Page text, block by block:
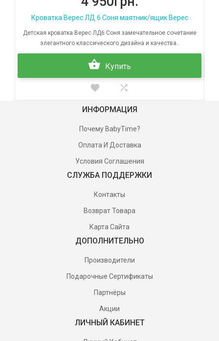
Кроватка Верес ЛД 6 Соня маятник/ящик Верес
Детская кроватка Верес ЛД6 Соня замечательное сочетание
элегантного классического дизайна и качества..
Купить
ИНФОРМАЦИЯ
Почему BabyTime?
Оплата И Доставка
Условия Соглашения
СЛУЖБА ПОДДЕРЖКИ
Контакты
Возврат Товара
Карта Сайта
ДОПОЛНИТЕЛЬНО
Производители
Подарочные Сертификаты
Партнёры
Акции
ЛИЧНЫЙ КАБИНЕТ